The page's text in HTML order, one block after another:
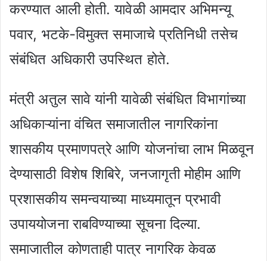
करण्यात आली होती. यावेळी आमदार अभिमन्यू
पवार, भटके-विमुक्त समाजाचे प्रतिनिधी तसेच
संबंधित अधिकारी उपस्थित होते.
मंत्री अतुल सावे यांनी यावेळी संबंधित विभागांच्या
अधिकाऱ्यांना वंचित समाजातील नागरिकांना
शासकीय प्रमाणपत्रे आणि योजनांचा लाभ मिळवून
देण्यासाठी विशेष शिबिरे, जनजागृती मोहीम आणि
प्रशासकीय समन्वयाच्या माध्यमातून प्रभावी
उपाययोजना राबविण्याच्या सूचना दिल्या.
समाजातील कोणताही पात्र नागरिक केवळ